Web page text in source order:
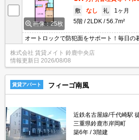
画像：25枚
敷
なし 礼
1ヶ月
5階
2LDK 56.7m²
オートロックで防犯面をサポート！毎日の
ーネット無料物件！面倒な個人での手続き
す♪私生活はもちろん、テレワーク勤務の
株式会社 賃貸メイト 鈴鹿中央店
情報更新日 2026/08/08
賃貸アパート フィーゴ南風
近鉄名古屋線/千代崎駅
三重県鈴鹿市岸岡町
築6年
3階建